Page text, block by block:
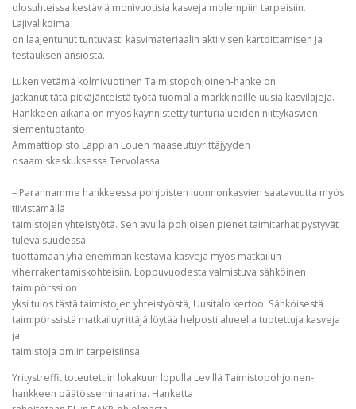
olosuhteissa kestäviä monivuotisia kasveja molempiin tarpeisiin.
Lajivalikoima
on laajentunut tuntuvasti kasvimateriaalin aktiivisen kartoittamisen ja
testauksen ansiosta.
Luken vetämä kolmivuotinen Taimistopohjoinen-hanke on
jatkanut tätä pitkäjänteistä työtä tuomalla markkinoille uusia kasvilajeja.
Hankkeen aikana on myös käynnistetty tunturialueiden niittykasvien
siementuotanto
Ammattiopisto Lappian Louen maaseutuyrittäjyyden
osaamiskeskuksessa Tervolassa.
– Parannamme hankkeessa pohjoisten luonnonkasvien saatavuutta myös
tiivistämällä
taimistojen yhteistyötä. Sen avulla pohjoisen pienet taimitarhat pystyvät
tulevaisuudessa
tuottamaan yhä enemmän kestäviä kasveja myös matkailun
viherrakentamiskohteisiin. Loppuvuodesta valmistuva sähköinen
taimipörssi on
yksi tulos tästä taimistojen yhteistyöstä, Uusitalo kertoo. Sähköisestä
taimipörssistä matkailuyrittäjä löytää helposti alueella tuotettuja kasveja
ja
taimistoja omiin tarpeisiinsa.
Yritystreffit toteutettiin lokakuun lopulla Levillä Taimistopohjoinen-
hankkeen päätösseminaarina. Hanketta